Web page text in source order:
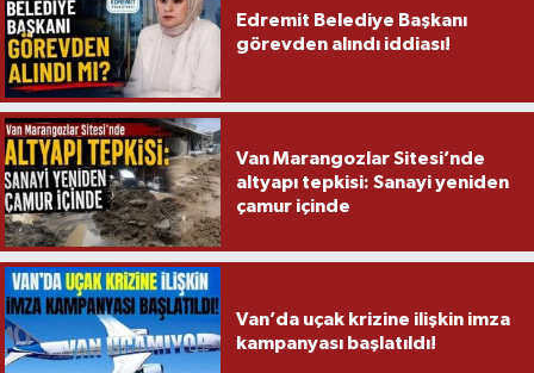
Edremit Belediye Başkanı
görevden alındı iddiası!
Van Marangozlar Sitesi’nde
altyapı tepkisi: Sanayi yeniden
çamur içinde
Van’da uçak krizine ilişkin imza
kampanyası başlatıldı!